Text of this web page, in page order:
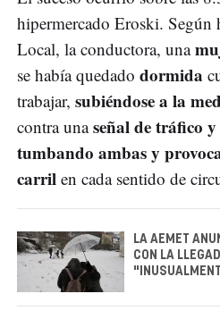
hipermercado Eroski. Según
Local, la conductora, una
se había quedado dormida
trabajar, subiéndose a la
contra unaseñal de tráfico
tumbando ambas y
carril en cada sentido de
LA AEMET
CON LA